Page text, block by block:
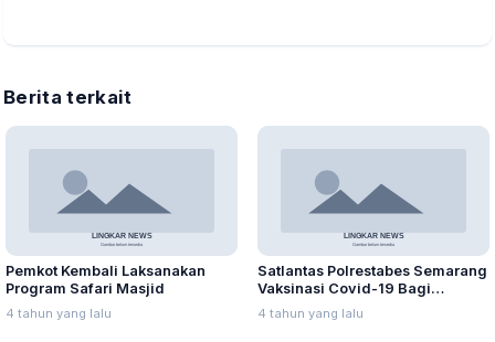
Berita terkait
Pemkot Kembali Laksanakan
Program Safari Masjid
4 tahun yang lalu
Satlantas Polrestabes Semarang
Vaksinasi Covid-19 Bagi
Pemohon SIM
4 tahun yang lalu